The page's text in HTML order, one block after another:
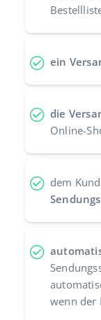
Zusammenarbeit
polski
中文
ein
die
Online-
dem
wenn der